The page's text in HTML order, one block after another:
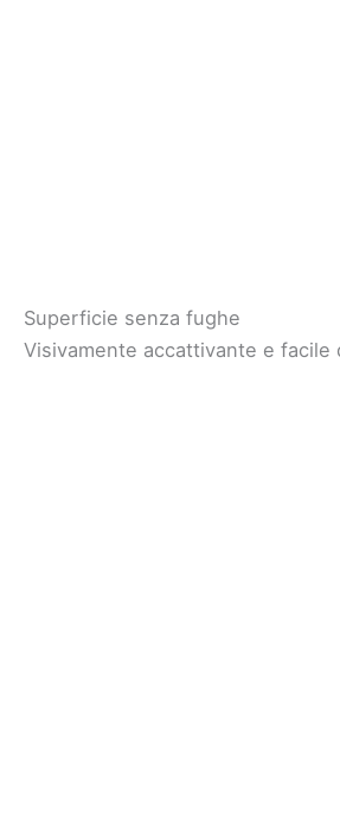
Superficie senza fughe
Visivamente accattivante e facile